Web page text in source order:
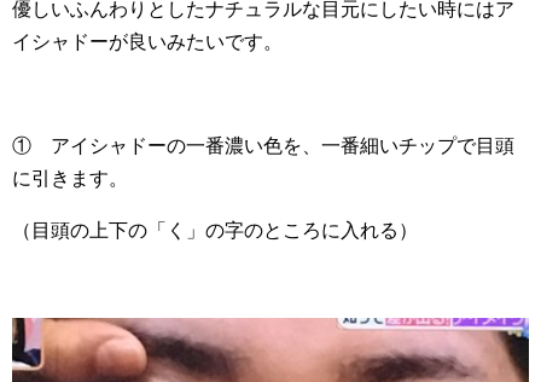
優しいふんわりとしたナチュラルな目元にしたい時にはア
イシャドーが良いみたいです。
① アイシャドーの一番濃い色を、一番細いチップで目頭
に引きます。
（目頭の上下の「く」の字のところに入れる）